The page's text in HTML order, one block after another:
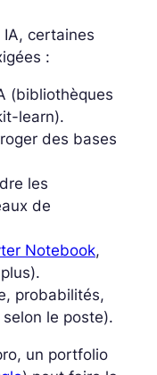
certaines
:
(bibliothèques
learn).
des bases
les
de
Notebook,
probabilités,
le poste).
un portfolio